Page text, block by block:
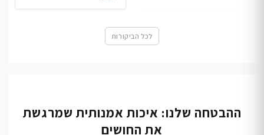
לכל הביקורות
ההבטחה שלנו: איכות אמנותית שמרגשת
את החושים